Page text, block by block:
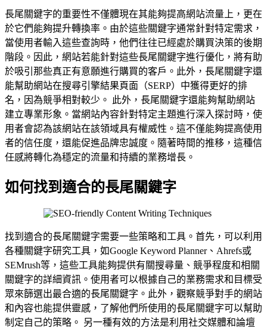
長尾關鍵字的重要性不僅體現在其能夠提高網站流量上，更在
於它們能夠提升轉換率。由於這些關鍵字通常針對特定需求，
當使用者輸入這些查詢時，他們往往已經處於購買決策的後期
階段。因此，網站若能針對這些長尾關鍵字進行優化，將有助
於吸引那些真正有意願進行購買的客戶。此外，長尾關鍵字還
能幫助網站在搜尋引擎結果頁面（SERP）中獲得更好的排
名，因為競爭相對較少。 此外，長尾關鍵字還能夠幫助網站
建立專業形象。當網站內容針對特定主題進行深入探討時，使
用者會認為該網站在該領域具有權威性。這不僅能夠提高使用
者的信任度，還能促進品牌忠誠度。隨著時間的推移，這種信
任感將轉化為穩定的流量和持續的業務增長。
如何找到適合的長尾關鍵字
找到適合的長尾關鍵字需要一些策略和工具。首先，可以利用
各種關鍵字研究工具，如Google Keyword Planner、Ahrefs或
SEMrush等，這些工具能夠提供有關搜尋量、競爭程度和相關
關鍵字的詳細資訊。使用者可以根據自己的業務需求和目標受
眾來篩選出最合適的長尾關鍵字。此外，觀察競爭對手的網站
和內容也能提供靈感，了解他們所使用的長尾關鍵字可以幫助
制定自己的策略。 另一種有效的方法是利用社交媒體和論壇